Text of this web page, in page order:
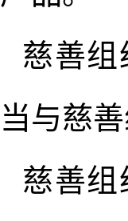
慈善
当与慈
慈善